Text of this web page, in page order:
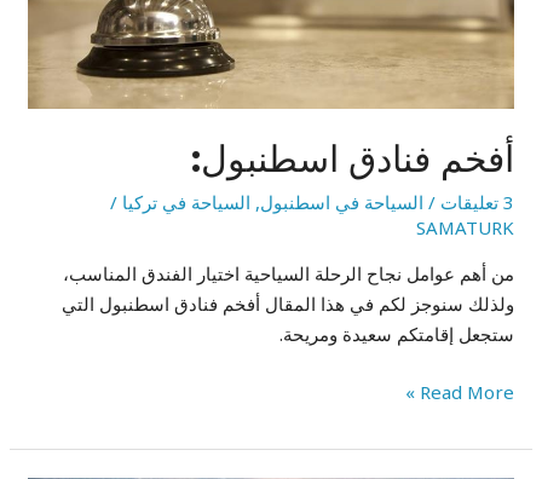
أفخم فنادق اسطنبول:
3 تعليقات / السياحة في اسطنبول, السياحة في تركيا /
SAMATURK
من أهم عوامل نجاح الرحلة السياحية اختيار الفندق المناسب،
ولذلك سنوجز لكم في هذا المقال أفخم فنادق اسطنبول التي
ستجعل إقامتكم سعيدة ومريحة.
Read More »